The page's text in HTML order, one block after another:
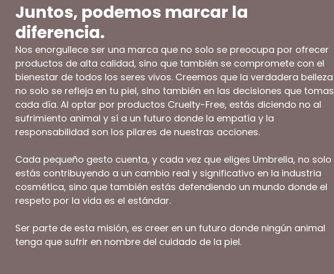
Juntos, podemos marcar la
diferencia.
Nos enorgullece ser una marca que no solo se preocupa por ofrecer
productos de alta calidad, sino que también se compromete con el
bienestar de todos los seres vivos. Creemos que la verdadera belleza
no solo se refleja en tu piel, sino también en las decisiones que tomas
cada día. Al optar por productos Cruelty-Free, estás diciendo no al
sufrimiento animal y sí a un futuro donde la empatía y la
responsabilidad son los pilares de nuestras acciones.
Cada pequeño gesto cuenta, y cada vez que eliges Umbrella, no solo
estás contribuyendo a un cambio real y significativo en la industria
cosmética, sino que también estás defendiendo un mundo donde el
respeto por la vida es el estándar.
Ser parte de esta misión, es creer en un futuro donde ningún animal
tenga que sufrir en nombre del cuidado de la piel.